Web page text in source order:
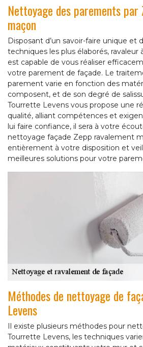
Nettoyage des parements
maçon
Disposant d’un savoir-faire unique et
techniques les plus élaborés, ravaleur
est capable de vous réaliser
votre parement de façade. Le
parement varie en fonction des
composent, et de son degré de
Tourrette Levens vous propose une
qualité, alliant compétences et
lui faire confiance, il sera à votre
nettoyage façade Zepp ravalement
entièrement à votre disposition et
meilleures solutions pour votre
Méthodes de nettoyage de
Levens
Il existe plusieurs méthodes pour
Tourrette Levens, les techniques